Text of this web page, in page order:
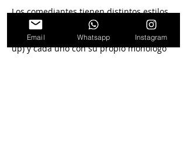
Los comediantes tienen distintos estilos
además de ser los profesores de Stand
Up en Paseo la Plaza (la cuna del stand
up) y cada uno con su propio monólogo
Email Whatsapp Instagram